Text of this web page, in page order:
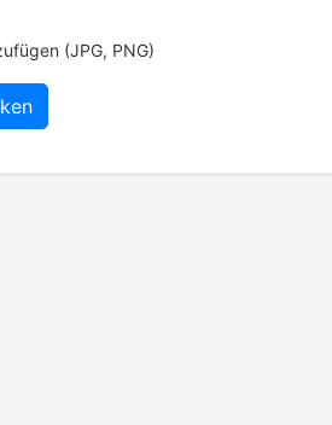
(JPG, PNG)